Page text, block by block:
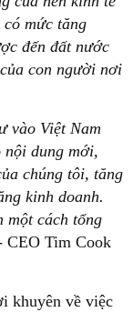
mức tăng
đến đất nước
con người nơi
vào Việt Nam
nội dung mới,
chúng tôi, tăng
kinh doanh.
một cách tổng
CEO Tim Cook
khuyên về việc